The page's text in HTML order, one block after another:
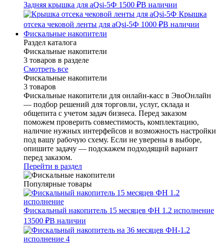
Задняя крышка для aQsi-5Ф 1500 ₽В наличии
Крышка
отсека чековой ленты для aQsi-5Ф 1000 ₽В наличии
Фискальные накопители
Раздел каталога
Фискальные накопители
3 товаров в разделе
Смотреть все
Фискальные накопители
3 товаров
Фискальные накопители для онлайн-касс в ЭвоОнлайн
— подбор решений для торговли, услуг, склада и
общепита с учетом задач бизнеса. Перед заказом
поможем проверить совместимость, комплектацию,
наличие нужных интерфейсов и возможность настройки
под вашу рабочую схему. Если не уверены в выборе,
опишите задачу — подскажем подходящий вариант
перед заказом.
Перейти в раздел
Популярные товары
Фискальный накопитель 15 месяцев ФН 1.2 исполнение
13500 ₽В наличии